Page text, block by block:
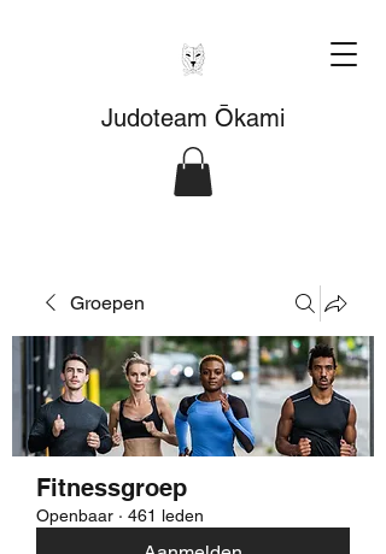
Judoteam Ōkami
Groepen
Fitnessgroep
Openbaar · 461 leden